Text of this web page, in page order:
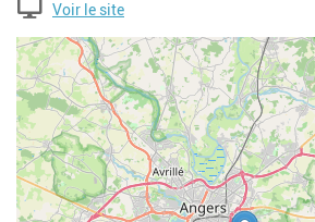
Voir le site
Geolocalisation